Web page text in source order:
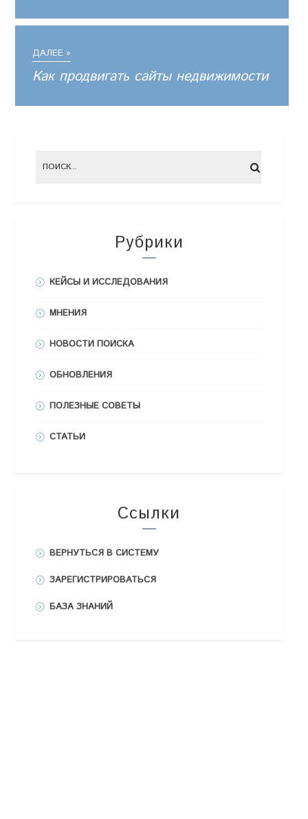
ДАЛЕЕ »
Как продвигать сайты недвижимости
Рубрики
КЕЙСЫ И ИССЛЕДОВАНИЯ
МНЕНИЯ
НОВОСТИ ПОИСКА
ОБНОВЛЕНИЯ
ПОЛЕЗНЫЕ СОВЕТЫ
СТАТЬИ
Ссылки
ВЕРНУТЬСЯ В СИСТЕМУ
ЗАРЕГИСТРИРОВАТЬСЯ
БАЗА ЗНАНИЙ